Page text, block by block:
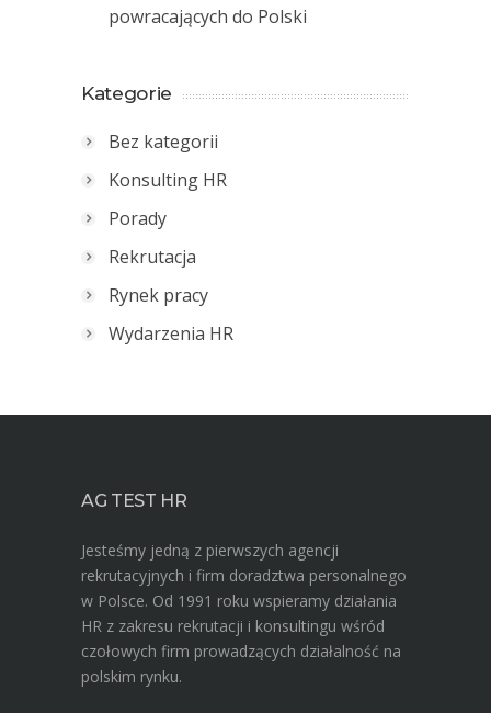
powracających do Polski
Kategorie
Bez kategorii
Konsulting HR
Porady
Rekrutacja
Rynek pracy
Wydarzenia HR
AG TEST HR
Jesteśmy jedną z pierwszych agencji
rekrutacyjnych i firm doradztwa personalnego
w Polsce. Od 1991 roku wspieramy działania
HR z zakresu rekrutacji i konsultingu wśród
czołowych firm prowadzących działalność na
polskim rynku.